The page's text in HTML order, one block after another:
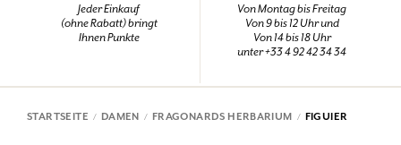
Jeder Einkauf
(ohne Rabatt) bringt
Ihnen Punkte
Von Montag bis Freitag
Von 9 bis 12 Uhr und
Von 14 bis 18 Uhr
unter +33 4 92 42 34 34
STARTSEITE DAMEN FRAGONARDS HERBARIUM FIGUIER